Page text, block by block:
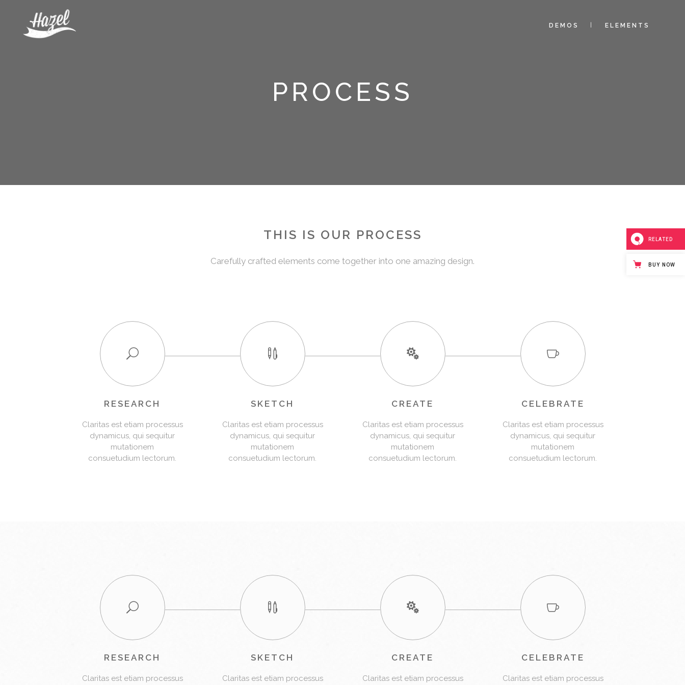
DEMOS ELEMENTS
PROCESS
THIS IS OUR PROCESS
Carefully crafted elements come together into one amazing design.
RESEARCH
Claritas est etiam processus
dynamicus, qui sequitur
mutationem
consuetudium lectorum.
SKETCH
Claritas est etiam processus
dynamicus, qui sequitur
mutationem
consuetudium lectorum.
CREATE
Claritas est etiam processus
dynamicus, qui sequitur
mutationem
consuetudium lectorum.
CELEBRATE
Claritas est etiam processus
dynamicus, qui sequitur
mutationem
consuetudium lectorum.
RESEARCH
Claritas est etiam processus
SKETCH
Claritas est etiam processus
CREATE
Claritas est etiam processus
CELEBRATE
Claritas est etiam processus
RELATED
BUY NOW